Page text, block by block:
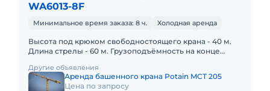
WA6013-8F
Минимальное время заказа: 8 ч. Холодная аренда
Высота под крюком свободностоящего крана - 40 м.
Длина стрелы - 60 м. Грузоподъёмность на конце
максимальной грузопо
Другие объявления
Аренда башенного крана Potain MCT 205
Цена по запросу